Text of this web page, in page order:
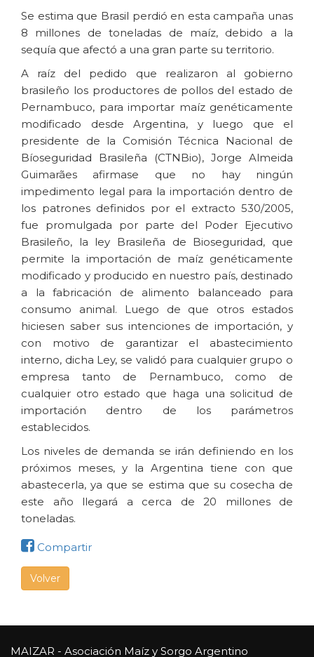
Se estima que Brasil perdió en esta campaña unas
8 millones de toneladas de maíz, debido a la
sequía que afectó a una gran parte su territorio.
A raíz del pedido que realizaron al gobierno
brasileño los productores de pollos del estado de
Pernambuco, para importar maíz genéticamente
modificado desde Argentina, y luego que el
presidente de la Comisión Técnica Nacional de
Bíoseguridad Brasileña (CTNBio), Jorge Almeida
Guimarães afirmase que no hay ningún
impedimento legal para la importación dentro de
los patrones definidos por el extracto 530/2005,
fue promulgada por parte del Poder Ejecutivo
Brasileño, la ley Brasileña de Bioseguridad, que
permite la importación de maíz genéticamente
modificado y producido en nuestro país, destinado
a la fabricación de alimento balanceado para
consumo animal. Luego de que otros estados
hiciesen saber sus intenciones de importación, y
con motivo de garantizar el abastecimiento
interno, dicha Ley, se validó para cualquier grupo o
empresa tanto de Pernambuco, como de
cualquier otro estado que haga una solicitud de
importación dentro de los parámetros
establecidos.
Los niveles de demanda se irán definiendo en los
próximos meses, y la Argentina tiene con que
abastecerla, ya que se estima que su cosecha de
este año llegará a cerca de 20 millones de
toneladas.
Compartir
Volver
MAIZAR - Asociación Maíz y Sorgo Argentino